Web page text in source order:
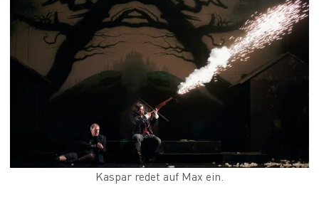
Kaspar redet auf Max ein.